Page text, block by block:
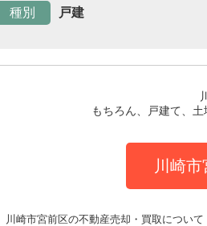
種別 戸建
もちろん、戸建て、
川崎
川崎市宮前区の不動産売却・買取について